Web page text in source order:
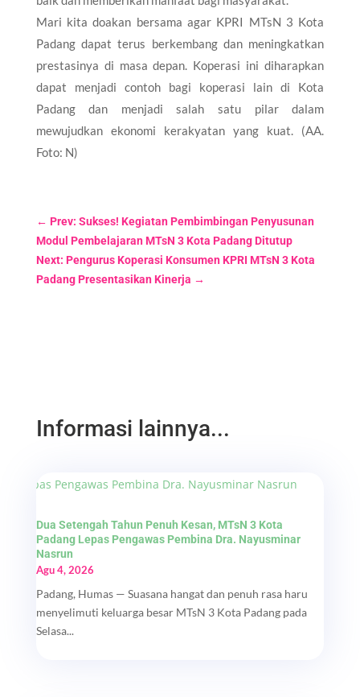
Mari kita doakan bersama agar KPRI MTsN 3 Kota
Padang dapat terus berkembang dan meningkatkan
prestasinya di masa depan. Koperasi ini diharapkan
dapat menjadi contoh bagi koperasi lain di Kota
Padang dan menjadi salah satu pilar dalam
mewujudkan ekonomi kerakyatan yang kuat. (AA.
Foto: N)
← Prev: Sukses! Kegiatan Pembimbingan Penyusunan
Modul Pembelajaran MTsN 3 Kota Padang Ditutup
Next: Pengurus Koperasi Konsumen KPRI MTsN 3 Kota
Padang Presentasikan Kinerja →
Informasi lainnya...
Dua Setengah Tahun Penuh Kesan, MTsN 3 Kota
Padang Lepas Pengawas Pembina Dra. Nayusminar
Nasrun
Agu 4, 2026
Padang, Humas — Suasana hangat dan penuh rasa haru
menyelimuti keluarga besar MTsN 3 Kota Padang pada
Selasa...